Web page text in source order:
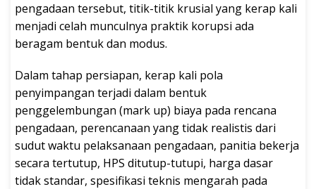
pengadaan tersebut, titik-titik krusial yang kerap kali
menjadi celah munculnya praktik korupsi ada
beragam bentuk dan modus.
Dalam tahap persiapan, kerap kali pola
penyimpangan terjadi dalam bentuk
penggelembungan (mark up) biaya pada rencana
pengadaan, perencanaan yang tidak realistis dari
sudut waktu pelaksanaan pengadaan, panitia bekerja
secara tertutup, HPS ditutup-tutupi, harga dasar
tidak standar, spesifikasi teknis mengarah pada